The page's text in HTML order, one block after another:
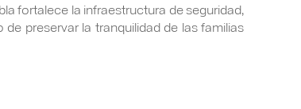
fortalece la infraestructura de seguridad,
preservar la tranquilidad de las familias